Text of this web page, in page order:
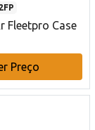
Fleetpro Case
Preço